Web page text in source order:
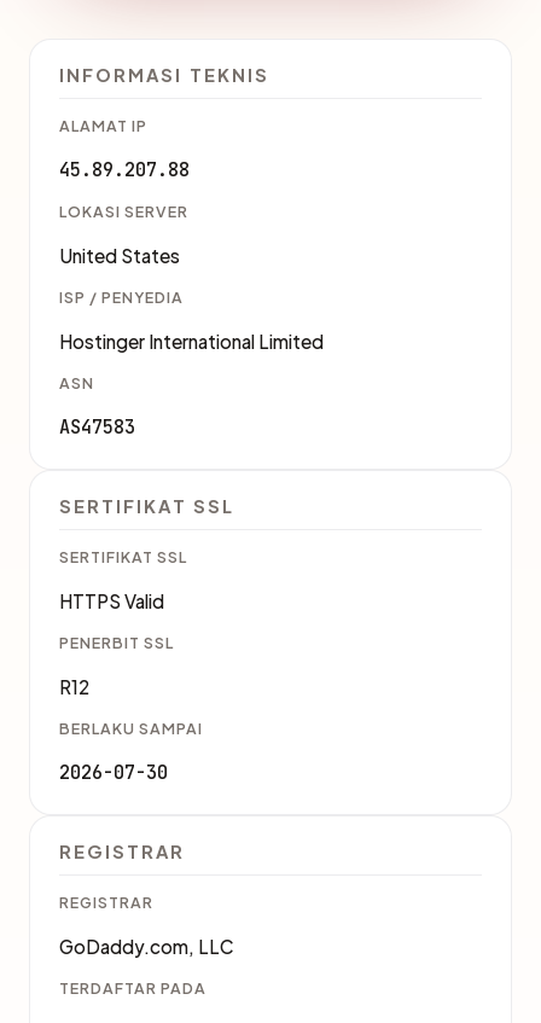
INFORMASI TEKNIS
ALAMAT IP
45.89.207.88
LOKASI SERVER
United States
ISP / PENYEDIA
Hostinger International Limited
ASN
AS47583
SERTIFIKAT SSL
SERTIFIKAT SSL
HTTPS Valid
PENERBIT SSL
R12
BERLAKU SAMPAI
2026-07-30
REGISTRAR
REGISTRAR
GoDaddy.com, LLC
TERDAFTAR PADA